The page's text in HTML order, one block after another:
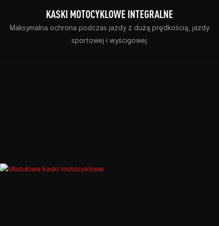
KASKI MOTOCYKLOWE INTEGRALNE
Maksymalna ochrona podczas jazdy z dużą prędkością, jazdy
sportowej i wyścigowej.